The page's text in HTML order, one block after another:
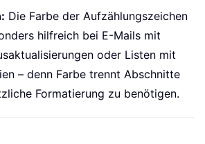
Die Farbe der Aufzählungszeichen
hilfreich bei E-Mails mit
oder Listen mit
– denn Farbe trennt Abschnitte
Formatierung zu benötigen.